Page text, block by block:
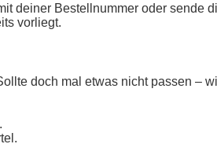
deiner Bestellnummer oder sende
vorliegt.
doch mal etwas nicht passen –